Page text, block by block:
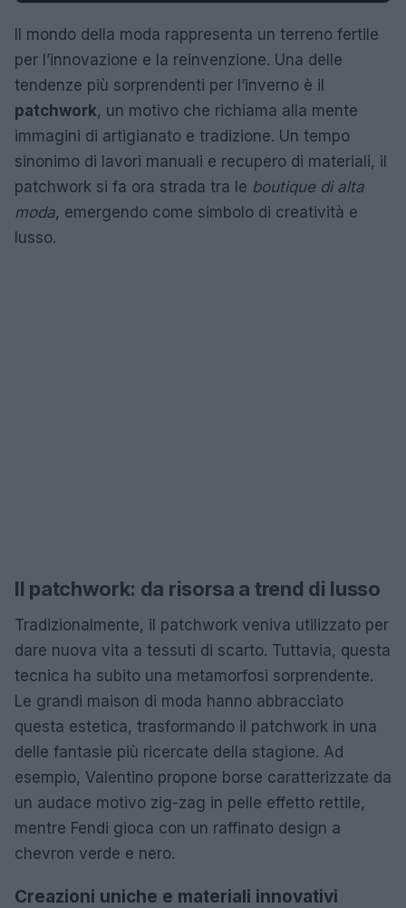
Il mondo della moda rappresenta un terreno fertile
per l’innovazione e la reinvenzione. Una delle
tendenze più sorprendenti per l’inverno è il
patchwork, un motivo che richiama alla mente
immagini di artigianato e tradizione. Un tempo
sinonimo di lavori manuali e recupero di materiali, il
patchwork si fa ora strada tra le boutique di alta
moda, emergendo come simbolo di creatività e
lusso.
Il patchwork: da risorsa a trend di lusso
Tradizionalmente, il patchwork veniva utilizzato per
dare nuova vita a tessuti di scarto. Tuttavia, questa
tecnica ha subito una metamorfosi sorprendente.
Le grandi maison di moda hanno abbracciato
questa estetica, trasformando il patchwork in una
delle fantasie più ricercate della stagione. Ad
esempio, Valentino propone borse caratterizzate da
un audace motivo zig-zag in pelle effetto rettile,
mentre Fendi gioca con un raffinato design a
chevron verde e nero.
Creazioni uniche e materiali innovativi